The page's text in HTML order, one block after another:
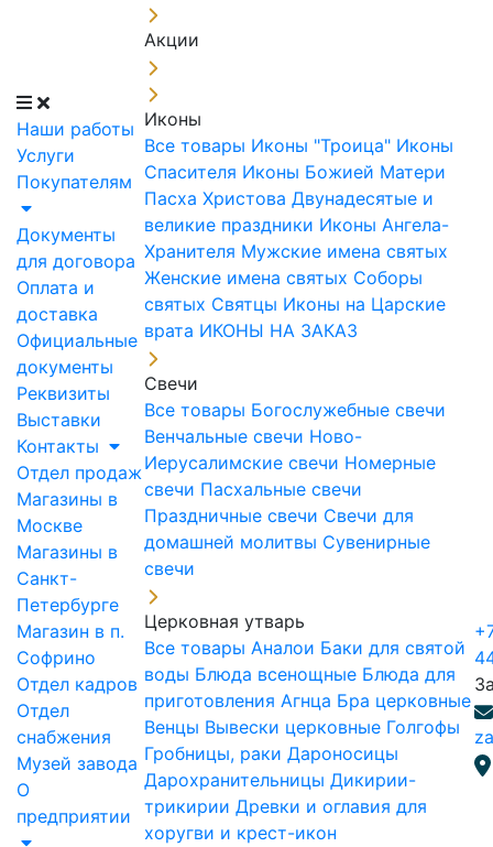
Наши работы
Услуги
Покупателям
Документы
для договора
Оплата и
доставка
Официальные
документы
Реквизиты
Выставки
Контакты
Отдел продаж
Магазины в
Москве
Магазины в
Санкт-
Петербурге
Магазин в п.
Софрино
Отдел кадров
Отдел
снабжения
Музей завода
О
предприятии
Акции
Иконы
Все товары Иконы "Троица" Иконы
Спасителя Иконы Божией Матери
Пасха Христова Двунадесятые и
великие праздники Иконы Ангела-
Хранителя Мужские имена святых
Женские имена святых Соборы
святых Святцы Иконы на Царские
врата ИКОНЫ НА ЗАКАЗ
Свечи
Все товары Богослужебные свечи
Венчальные свечи Ново-
Иерусалимские свечи Номерные
свечи Пасхальные свечи
Праздничные свечи Свечи для
домашней молитвы Сувенирные
свечи
Церковная утварь
Все товары Аналои Баки для святой
воды Блюда всенощные Блюда для
приготовления Агнца Бра церковные
Венцы Вывески церковные Голгофы
Гробницы, раки Дароносицы
Дарохранительницы Дикирии-
трикирии Древки и оглавия для
хоругви и крест-икон